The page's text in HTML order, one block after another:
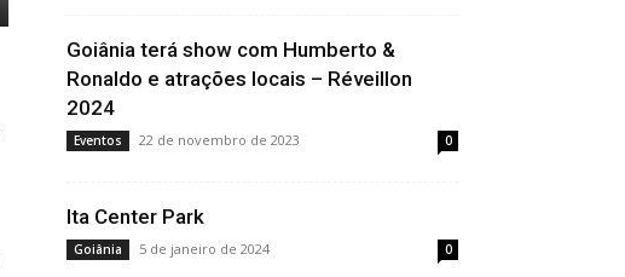
Goiânia terá show com Humberto &
Ronaldo e atrações locais – Réveillon
2024
Eventos 22 de novembro de 2023 0
Ita Center Park
Goiânia 5 de janeiro de 2024 0